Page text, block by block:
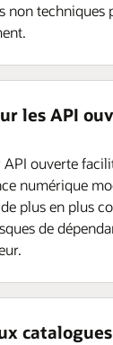
non techniques
les API
API ouverte
numérique
plus en plus
de